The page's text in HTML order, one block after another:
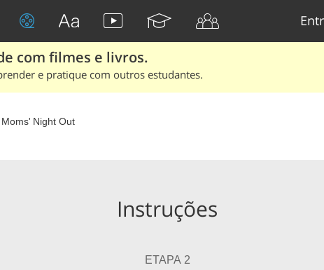
com filmes e livros.
e pratique com outros estudantes.
Moms' Night Out
Instruções
ETAPA 2